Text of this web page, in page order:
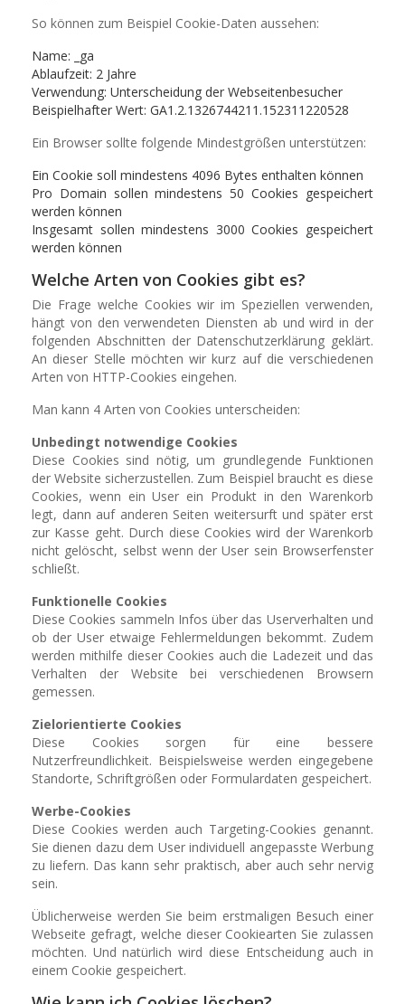
So können zum Beispiel Cookie-Daten aussehen:
Name: _ga
Ablaufzeit: 2 Jahre
Verwendung: Unterscheidung der Webseitenbesucher
Beispielhafter Wert: GA1.2.1326744211.152311220528
Ein Browser sollte folgende Mindestgrößen unterstützen:
Ein Cookie soll mindestens 4096 Bytes enthalten können
Pro Domain sollen mindestens 50 Cookies gespeichert
werden können
Insgesamt sollen mindestens 3000 Cookies gespeichert
werden können
Welche Arten von Cookies gibt es?
Die Frage welche Cookies wir im Speziellen verwenden,
hängt von den verwendeten Diensten ab und wird in der
folgenden Abschnitten der Datenschutzerklärung geklärt.
An dieser Stelle möchten wir kurz auf die verschiedenen
Arten von HTTP-Cookies eingehen.
Man kann 4 Arten von Cookies unterscheiden:
Unbedingt notwendige Cookies
Diese Cookies sind nötig, um grundlegende Funktionen
der Website sicherzustellen. Zum Beispiel braucht es diese
Cookies, wenn ein User ein Produkt in den Warenkorb
legt, dann auf anderen Seiten weitersurft und später erst
zur Kasse geht. Durch diese Cookies wird der Warenkorb
nicht gelöscht, selbst wenn der User sein Browserfenster
schließt.
Funktionelle Cookies
Diese Cookies sammeln Infos über das Userverhalten und
ob der User etwaige Fehlermeldungen bekommt. Zudem
werden mithilfe dieser Cookies auch die Ladezeit und das
Verhalten der Website bei verschiedenen Browsern
gemessen.
Zielorientierte Cookies
Diese Cookies sorgen für eine bessere
Nutzerfreundlichkeit. Beispielsweise werden eingegebene
Standorte, Schriftgrößen oder Formulardaten gespeichert.
Werbe-Cookies
Diese Cookies werden auch Targeting-Cookies genannt.
Sie dienen dazu dem User individuell angepasste Werbung
zu liefern. Das kann sehr praktisch, aber auch sehr nervig
sein.
Üblicherweise werden Sie beim erstmaligen Besuch einer
Webseite gefragt, welche dieser Cookiearten Sie zulassen
möchten. Und natürlich wird diese Entscheidung auch in
einem Cookie gespeichert.